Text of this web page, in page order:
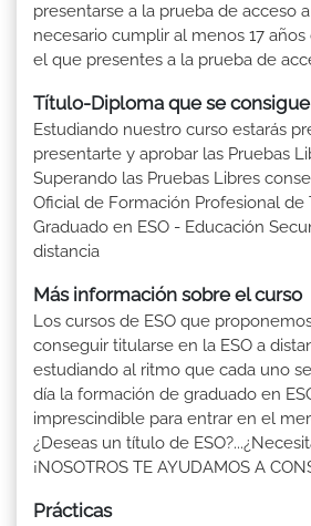
presentarse a la prueba de acceso
necesario cumplir al menos 17
el que presentes a la prueba de
Título-Diploma que se consigue
Estudiando nuestro curso estarás
presentarte y aprobar las Pruebas
Superando las Pruebas Libres
Oficial de Formación Profesional de
Graduado en ESO - Educación
distancia
Más información sobre el curso
Los cursos de ESO que
conseguir titularse en la ESO a
estudiando al ritmo que cada uno
día la formación de graduado en
imprescindible para entrar en el
¿Deseas un título de
¡NOSOTROS TE AYUDAMOS A
Prácticas